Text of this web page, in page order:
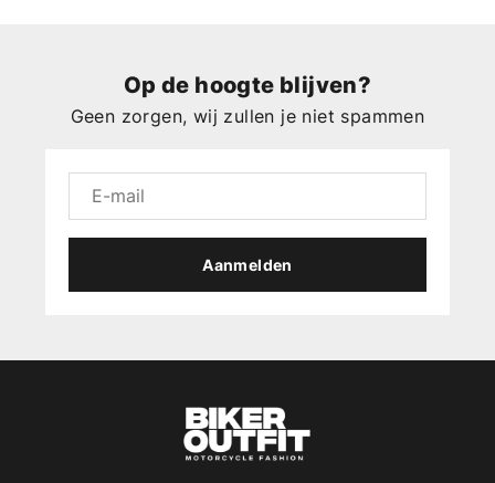
Op de hoogte blijven?
Geen zorgen, wij zullen je niet spammen
Aanmelden